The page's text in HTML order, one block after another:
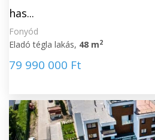
has...
Fonyód
Eladó tégla lakás, 48 m2
79 990 000 Ft